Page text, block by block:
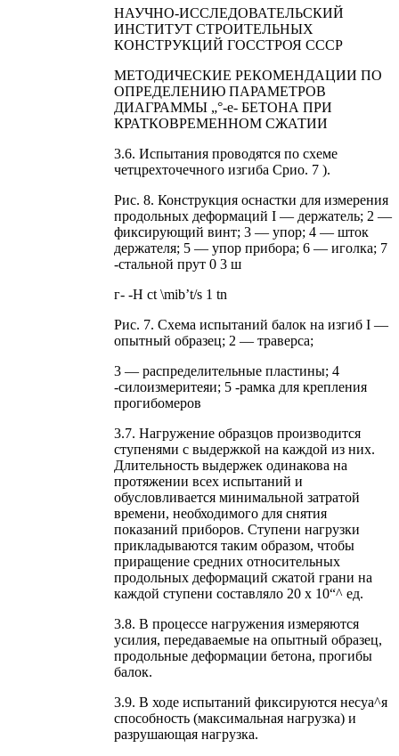
НАУЧНО-ИССЛЕДОВАТЕЛЬСКИЙ
ИНСТИТУТ СТРОИТЕЛЬНЫХ
КОНСТРУКЦИЙ ГОССТРОЯ СССР
МЕТОДИЧЕСКИЕ РЕКОМЕНДАЦИИ ПО
ОПРЕДЕЛЕНИЮ ПАРАМЕТРОВ
ДИАГРАММЫ „°-е- БЕТОНА ПРИ
КРАТКОВРЕМЕННОМ СЖАТИИ
3.6. Испытания проводятся по схеме
четцрехточечного изгиба Срио. 7 ).
Рис. 8. Конструкция оснастки для измерения
продольных деформаций I — держатель; 2 —
фиксирующий винт; 3 — упор; 4 — шток
держателя; 5 — упор прибора; 6 — иголка; 7
-стальной прут 0 3 ш
г- -Н ct \mib’t/s 1 tn
Рис. 7. Схема испытаний балок на изгиб I —
опытный образец; 2 — траверса;
3 — распределительные пластины; 4
-силоизмеритеяи; 5 -рамка для крепления
прогибомеров
3.7. Нагружение образцов производится
ступенями с выдержкой на каждой из них.
Длительность выдержек одинакова на
протяжении всех испытаний и
обусловливается минимальной затратой
времени, необходимого для снятия
показаний приборов. Ступени нагрузки
прикладываются таким образом, чтобы
приращение средних относительных
продольных деформаций сжатой грани на
каждой ступени составляло 20 х 10“^ ед.
3.8. В процессе нагружения измеряются
усилия, передаваемые на опытный образец,
продольные деформации бетона, прогибы
балок.
3.9. В ходе испытаний фиксируются несуа^я
способность (максимальная нагрузка) и
разрушающая нагрузка.